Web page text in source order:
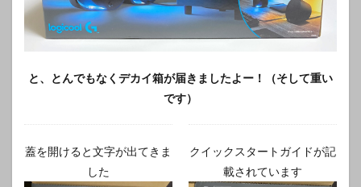
と、とんでもなくデカイ箱が届きましたよー！（そして重い
です）
蓋を開けると文字が出てきま
した
クイックスタートガイドが記
載されています